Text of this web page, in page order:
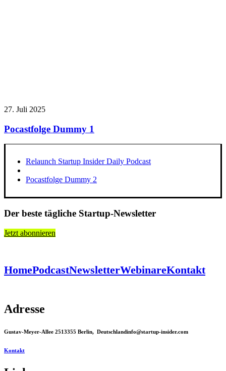
27. Juli 2025
Pocastfolge Dummy 1
Relaunch Startup Insider Daily Podcast
Pocastfolge Dummy 2
Der beste tägliche Startup-Newsletter
Jetzt abonnieren
HomePodcastNewsletterWebinareKontakt
Adresse
Gustav-Meyer-Allee 2513355 Berlin, Deutschlandinfo@startup-insider.com
Kontakt